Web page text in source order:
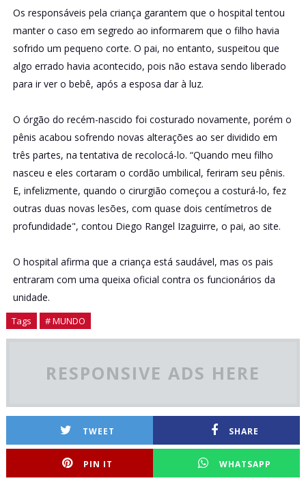
Os responsáveis pela criança garantem que o hospital tentou
manter o caso em segredo ao informarem que o filho havia
sofrido um pequeno corte. O pai, no entanto, suspeitou que
algo errado havia acontecido, pois não estava sendo liberado
para ir ver o bebê, após a esposa dar à luz.
O órgão do recém-nascido foi costurado novamente, porém o
pênis acabou sofrendo novas alterações ao ser dividido em
três partes, na tentativa de recolocá-lo. “Quando meu filho
nasceu e eles cortaram o cordão umbilical, feriram seu pênis.
E, infelizmente, quando o cirurgião começou a costurá-lo, fez
outras duas novas lesões, com quase dois centímetros de
profundidade", contou Diego Rangel Izaguirre, o pai, ao site.
O hospital afirma que a criança está saudável, mas os pais
entraram com uma queixa oficial contra os funcionários da
unidade.
Tags # MUNDO
RESPONSIVE ADS HERE
TWEET SHARE
PIN IT WHATSAPP